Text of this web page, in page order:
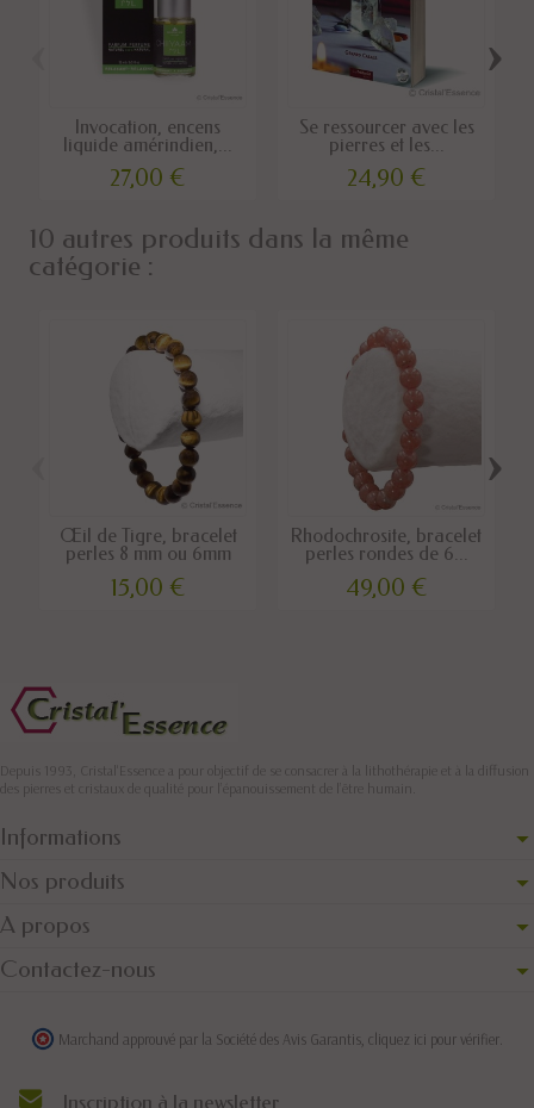
Invocation, encens
liquide amérindien,...
27,00 €
Se ressourcer avec les
pierres et les...
24,90 €
›
10 autres produits dans la même
catégorie :
Œil de Tigre, bracelet
perles 8 mm ou 6mm
15,00 €
Rhodochrosite, bracelet
perles rondes de 6...
49,00 €
›
Depuis 1993, Cristal'Essence a pour objectif de se consacrer à la lithothérapie et à la diffusion
des pierres et cristaux de qualité pour l’épanouissement de l’être humain.
Informations
Nos produits
A propos
Contactez-nous
Marchand approuvé par la Société des Avis Garantis, cliquez ici pour vérifier
Inscription à la newsletter